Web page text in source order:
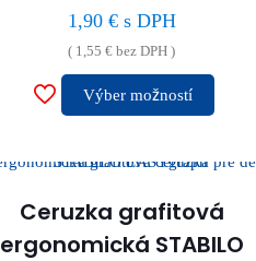
1,90 €s DPH
( 1,55€ bez DPH )
Výber možností
Tento
má
viacero
Ceruzka grafitová
ergonomická STABILO